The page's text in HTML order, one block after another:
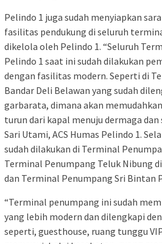
Pelindo 1 juga sudah menyiapkan
fasilitas pendukung di seluruh
dikelola oleh Pelindo 1. “Seluruh
Pelindo 1 saat ini sudah dilakukan
dengan fasilitas modern. Seperti di
Bandar Deli Belawan yang sudah
garbarata, dimana akan
turun dari kapal menuju dermaga dan
Sari Utami, ACS Humas Pelindo 1.
sudah dilakukan di Terminal
Terminal Penumpang Teluk Nibung
dan Terminal Penumpang Sri Bintan
“Terminal penumpang ini sudah
yang lebih modern dan dilengkapi
seperti, guesthouse, ruang tunggu